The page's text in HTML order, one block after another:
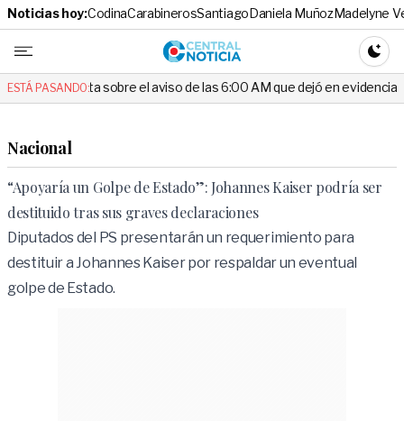
Noticias hoy:CodinaCarabinerosSantiagoDaniela MuñozMadelyne
Central
ESTÁ PASANDO:
sobre el aviso de las 6:00 AM que dejó en evidencia al Delegado
Nacional
“Apoyaría un Golpe de Estado”: Johannes Kaiser podría ser
destituido tras sus graves declaraciones
Diputados del PS presentarán un requerimiento para
destituir a Johannes Kaiser por respaldar un eventual
golpe de Estado.